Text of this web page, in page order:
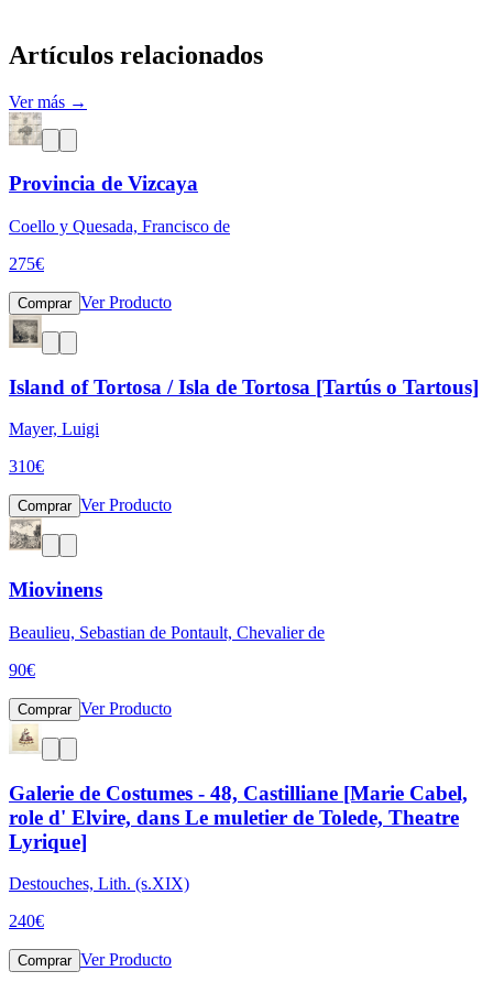
Artículos relacionados
Ver más →
Provincia de Vizcaya
Coello y Quesada, Francisco de
275€
Comprar Ver Producto
Island of Tortosa / Isla de Tortosa [Tartús o Tartous]
Mayer, Luigi
310€
Comprar Ver Producto
Miovinens
Beaulieu, Sebastian de Pontault, Chevalier de
90€
Comprar Ver Producto
Galerie de Costumes - 48, Castilliane [Marie Cabel,
role d' Elvire, dans Le muletier de Tolede, Theatre
Lyrique]
Destouches, Lith. (s.XIX)
240€
Comprar Ver Producto